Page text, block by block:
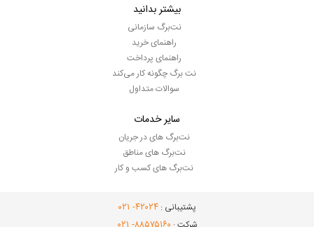
بیشتر بدانید
نت‌برگ سازمانی
راهنمای خرید
راهنمای پرداخت
نت برگ چگونه کار می‌کند
سوالات متداول
سایر خدمات
نت‌برگ های در جریان
نت‌برگ های مناطق
نت‌برگ های کسب و کار
پشتیبانی : ۴۲۰۲۴- ۰۲۱